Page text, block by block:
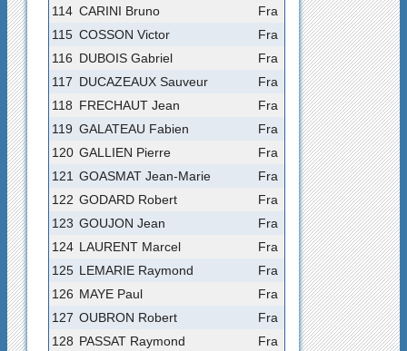
114 CARINI Bruno
Fra
115 COSSON Victor
Fra
116 DUBOIS Gabriel
Fra
117 DUCAZEAUX Sauveur
Fra
118 FRECHAUT Jean
Fra
119 GALATEAU Fabien
Fra
120 GALLIEN Pierre
Fra
121 GOASMAT Jean-Marie
Fra
122 GODARD Robert
Fra
123 GOUJON Jean
Fra
124 LAURENT Marcel
Fra
125 LEMARIE Raymond
Fra
126 MAYE Paul
Fra
127 OUBRON Robert
Fra
128 PASSAT Raymond Fra